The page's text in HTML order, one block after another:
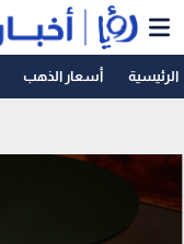
الرئيسية أسعار الذهب